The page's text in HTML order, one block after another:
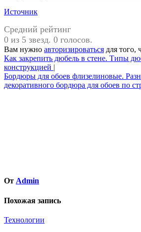
Источник
Средний рейтинг
0 из 5 звезд. 0 голосов.
Вам нужно авторизироваться для того,
Навигация
по
записям
Как закрепить дюбель в стене. Типы
конструкцией |
Бордюры для обоев флизелиновые.
декоративного бордюра для обоев по
От Admin
Похожая запись
Технологии